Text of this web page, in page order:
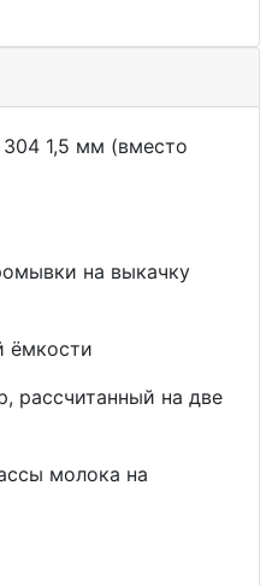
1,5 мм (вместо
на выкачку
ёмкости
рассчитанный на две
молока на